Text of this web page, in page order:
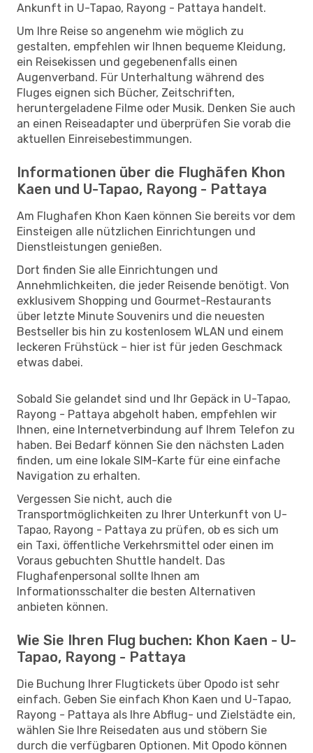
Ankunft in U-Tapao, Rayong - Pattaya handelt.
Um Ihre Reise so angenehm wie möglich zu
gestalten, empfehlen wir Ihnen bequeme Kleidung,
ein Reisekissen und gegebenenfalls einen
Augenverband. Für Unterhaltung während des
Fluges eignen sich Bücher, Zeitschriften,
heruntergeladene Filme oder Musik. Denken Sie auch
an einen Reiseadapter und überprüfen Sie vorab die
aktuellen Einreisebestimmungen.
Informationen über die Flughäfen Khon
Kaen und U-Tapao, Rayong - Pattaya
Am Flughafen Khon Kaen können Sie bereits vor dem
Einsteigen alle nützlichen Einrichtungen und
Dienstleistungen genießen.
Dort finden Sie alle Einrichtungen und
Annehmlichkeiten, die jeder Reisende benötigt. Von
exklusivem Shopping und Gourmet-Restaurants
über letzte Minute Souvenirs und die neuesten
Bestseller bis hin zu kostenlosem WLAN und einem
leckeren Frühstück – hier ist für jeden Geschmack
etwas dabei.
Sobald Sie gelandet sind und Ihr Gepäck in U-Tapao,
Rayong - Pattaya abgeholt haben, empfehlen wir
Ihnen, eine Internetverbindung auf Ihrem Telefon zu
haben. Bei Bedarf können Sie den nächsten Laden
finden, um eine lokale SIM-Karte für eine einfache
Navigation zu erhalten.
Vergessen Sie nicht, auch die
Transportmöglichkeiten zu Ihrer Unterkunft von U-
Tapao, Rayong - Pattaya zu prüfen, ob es sich um
ein Taxi, öffentliche Verkehrsmittel oder einen im
Voraus gebuchten Shuttle handelt. Das
Flughafenpersonal sollte Ihnen am
Informationsschalter die besten Alternativen
anbieten können.
Wie Sie Ihren Flug buchen: Khon Kaen - U-
Tapao, Rayong - Pattaya
Die Buchung Ihrer Flugtickets über Opodo ist sehr
einfach. Geben Sie einfach Khon Kaen und U-Tapao,
Rayong - Pattaya als Ihre Abflug- und Zielstädte ein,
wählen Sie Ihre Reisedaten aus und stöbern Sie
durch die verfügbaren Optionen. Mit Opodo können